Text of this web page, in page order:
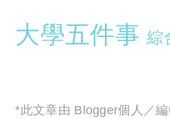
大學五件事 綜
*此文章由 Blogger個人／